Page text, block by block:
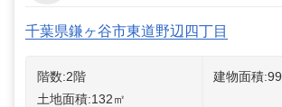
千葉県鎌ヶ谷市東道野辺四丁目
階数:2階 建物面積:99
土地面積:132㎡